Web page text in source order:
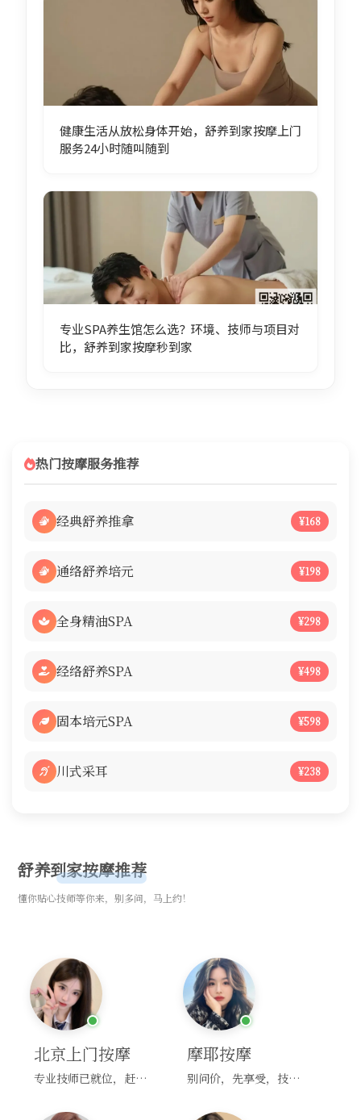
健康生活从放松身体开始，舒养到家按摩上门
服务24小时随叫随到
专业SPA养生馆怎么选？环境、技师与项目对
比，舒养到家按摩秒到家
热门按摩服务推荐
经典舒养推拿 ¥168
通络舒养培元 ¥198
全身精油SPA ¥298
经络舒养SPA ¥498
固本培元SPA ¥598
川式采耳 ¥238
舒养到家按摩推荐
懂你贴心技师等你来，别多问，马上约！
北京上门按摩
专业技师已就位，赶紧下单！
摩耶按摩
别问价，先享受，技师马上到！